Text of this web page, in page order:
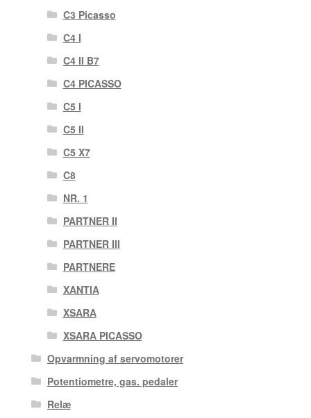
C3 Picasso
C4 I
C4 II B7
C4 PICASSO
C5 I
C5 II
C5 X7
C8
NR. 1
PARTNER II
PARTNER III
PARTNERE
XANTIA
XSARA
XSARA PICASSO
Opvarmning af servomotorer
Potentiometre, gas. pedaler
Relæ